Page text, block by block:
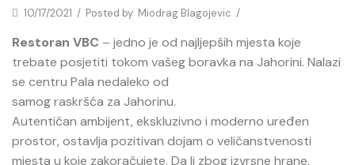
10/17/2021 / Posted by Miodrag Blagojevic /
Restoran VBC – jedno je od najljepših mjesta koje
trebate posjetiti tokom vašeg boravka na Jahorini. Nalazi
se centru Pala nedaleko od
samog raskršća za Jahorinu.
Autentičan ambijent, ekskluzivno i moderno uređen
prostor, ostavlja pozitivan dojam o veličanstvenosti
mjesta u koje zakoračujete. Da li zbog izvrsne hrane,